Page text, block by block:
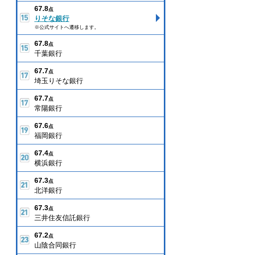
67.8点
りそな銀行
※公式サイトへ遷移します。
67.8点
千葉銀行
67.7点
埼玉りそな銀行
67.7点
常陽銀行
67.6点
福岡銀行
67.4点
横浜銀行
67.3点
北洋銀行
67.3点
三井住友信託銀行
67.2点
山陰合同銀行